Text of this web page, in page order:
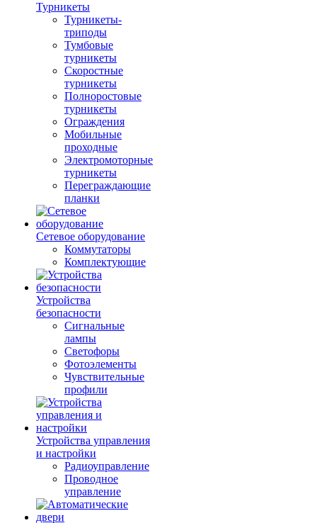
Турникеты
Турникеты-
триподы
Тумбовые
турникеты
Скоростные
турникеты
Полноростовые
турникеты
Ограждения
Мобильные
проходные
Электромоторные
турникеты
Переграждающие
планки
Сетевое оборудование
Коммутаторы
Комплектующие
Устройства
безопасности
Сигнальные
лампы
Светофоры
Фотоэлементы
Чувствительные
профили
Устройства управления
и настройки
Радиоуправление
Проводное
управление